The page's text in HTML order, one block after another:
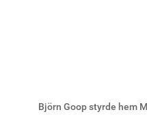
Björn Goop styrde hem